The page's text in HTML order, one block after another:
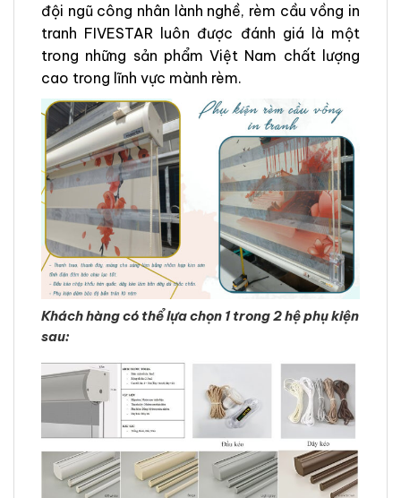
đội ngũ công nhân lành nghề, rèm cầu vồng in
tranh FIVESTAR luôn được đánh giá là một
trong những sản phẩm Việt Nam chất lượng
cao trong lĩnh vực mành rèm.
Khách hàng có thể lựa chọn 1 trong 2 hệ phụ kiện
sau: